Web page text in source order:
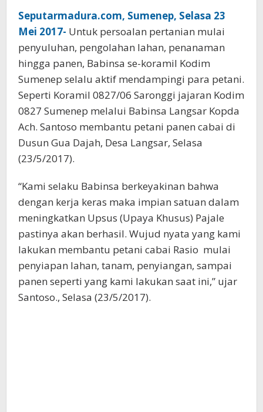
Seputarmadura.com, Sumenep, Selasa 23
Mei 2017- Untuk persoalan pertanian mulai
penyuluhan, pengolahan lahan, penanaman
hingga panen, Babinsa se-koramil Kodim
Sumenep selalu aktif mendampingi para petani.
Seperti ‎Koramil 0827/06 Saronggi jajaran Kodim
0827 Sumenep melalui Babinsa Langsar Kopda
Ach. Santoso membantu petani panen cabai di
Dusun Gua Dajah, Desa Langsar, Selasa
(23/5/2017).‎
“Kami selaku Babinsa berkeyakinan bahwa
dengan kerja keras maka impian satuan dalam
meningkatkan Upsus (Upaya Khusus) Pajale
pastinya akan berhasil. Wujud nyata yang kami
lakukan membantu petani cabai Rasio mulai
penyiapan lahan, tanam, penyiangan, sampai
panen seperti yang kami lakukan saat ini,” ujar
Santoso., Selasa (23/5/2017).